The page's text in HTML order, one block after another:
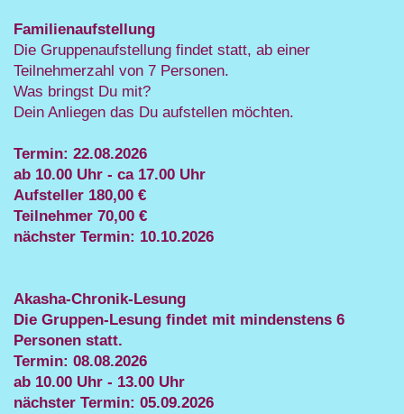
Familienaufstellung
Die Gruppenaufstellung findet statt, ab einer
Teilnehmerzahl von 7 Personen.
Was bringst Du mit?
Dein Anliegen das Du aufstellen möchten.
Termin: 22.08.2026
ab 10.00 Uhr - ca 17.00 Uhr
Aufsteller 180,00 €
Teilnehmer 70,00 €
nächster Termin: 10.10.2026
Akasha-Chronik-Lesung
Die Gruppen-Lesung findet mit mindenstens 6
Personen statt.
Termin: 08.08.2026
ab 10.00 Uhr - 13.00 Uhr
nächster Termin: 05.09.2026